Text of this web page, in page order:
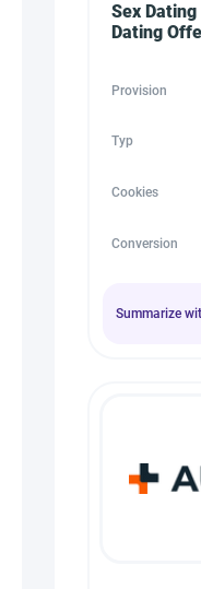
Sex
Dating
Provision
Typ
Cookies
Conversion
Summarize